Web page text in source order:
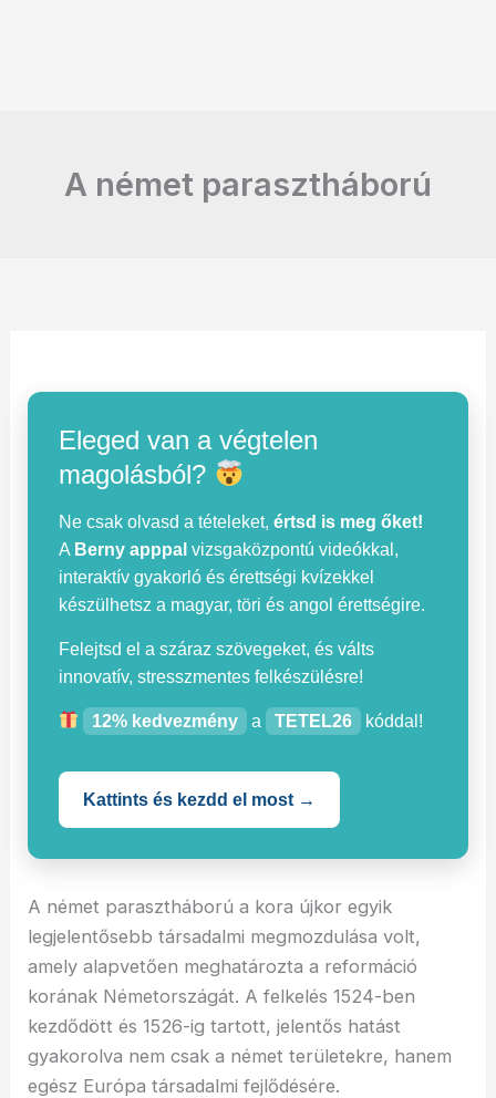
A német parasztháború
Eleged van a végtelen
magolásból?
Ne csak olvasd a tételeket,értsd is meg őket!
A Berny apppal vizsgaközpontú videókkal,
interaktív gyakorló és érettségi kvízekkel
készülhetsz a magyar, töri és angol érettségire.
Felejtsd el a száraz szövegeket, és válts
innovatív, stresszmentes felkészülésre!
12% kedvezmény a TETEL26 kóddal!
Kattints és kezdd el most →
A német parasztháború a kora újkor egyik
legjelentősebb társadalmi megmozdulása volt,
amely alapvetően meghatározta a reformáció
korának Németországát. A felkelés 1524-ben
kezdődött és 1526-ig tartott, jelentős hatást
gyakorolva nem csak a német területekre, hanem
egész Európa társadalmi fejlődésére.